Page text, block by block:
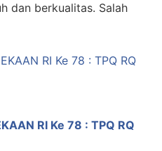
dan berkualitas. Salah
RI Ke 78 : TPQ RQ